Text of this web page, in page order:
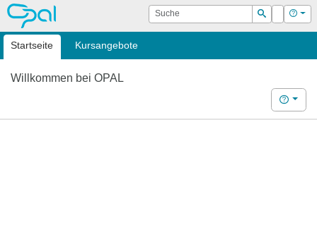
OPAL Suche
Suchen
Login Hilfe
Startseite Kursangebote
Willkommen bei OPAL
Hilfe